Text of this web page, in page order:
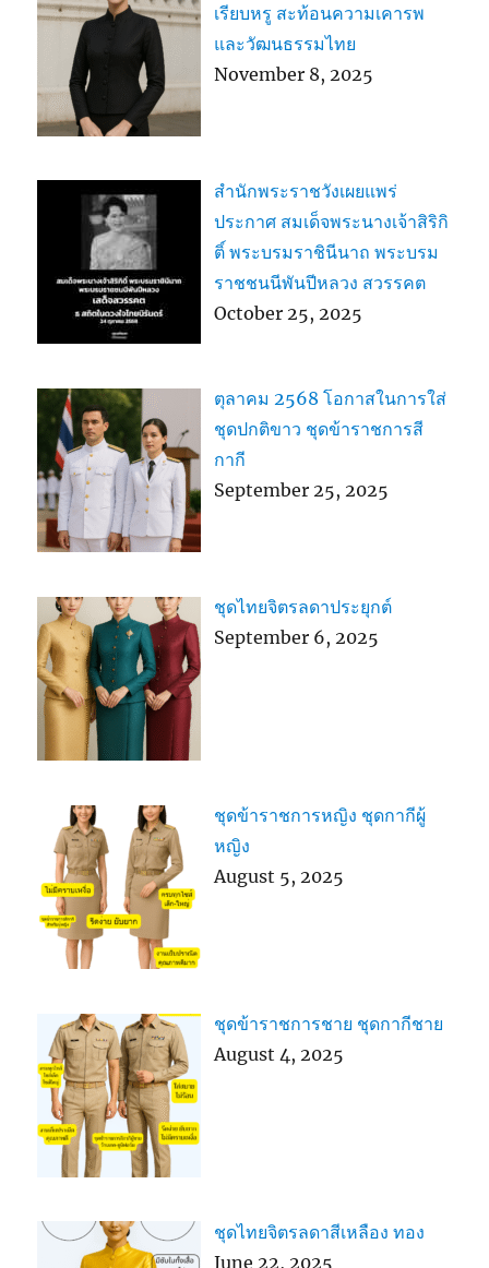
เรียบหรู สะท้อนความเคารพ
และวัฒนธรรมไทย
November 8, 2025
สำนักพระราชวังเผยแพร่
ประกาศ สมเด็จพระนางเจ้าสิริกิ
ติ์ พระบรมราชินีนาถ พระบรม
ราชชนนีพันปีหลวง สวรรคต
October 25, 2025
ตุลาคม 2568 โอกาสในการใส่
ชุดปกติขาว ชุดข้าราชการสี
กากี
September 25, 2025
ชุดไทยจิตรลดาประยุกต์
September 6, 2025
ชุดข้าราชการหญิง ชุดกากีผู้
หญิง
August 5, 2025
ชุดข้าราชการชาย ชุดกากีชาย
August 4, 2025
ชุดไทยจิตรลดาสีเหลือง ทอง
June 22, 2025